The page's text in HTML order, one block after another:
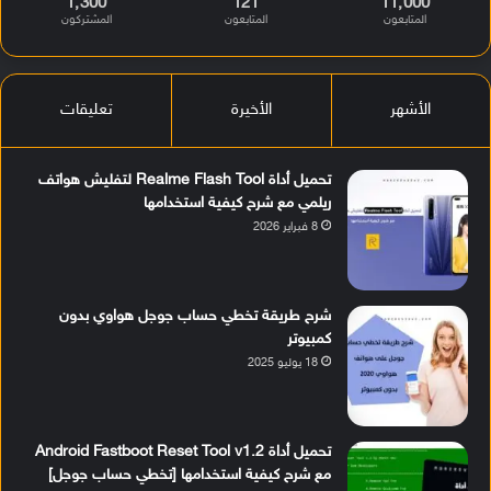
المتابعون المتابعون المشتركون
الأشهر الأخيرة تعليقات
تحميل أداة Realme Flash Tool لتفليش هواتف
ريلمي مع شرح كيفية استخدامها
8 فبراير 2026
شرح طريقة تخطي حساب جوجل هواوي بدون
كمبيوتر
18 يوليو 2025
تحميل أداة Android Fastboot Reset Tool v1.2
مع شرح كيفية استخدامها [تخطي حساب جوجل]